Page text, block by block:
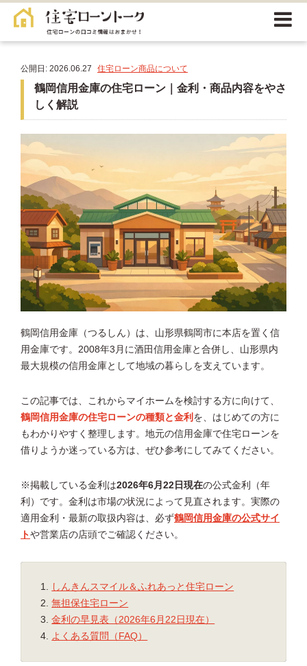
公開日: 2026.06.27 住宅ローン商品について
鶴岡信用金庫の住宅ローン｜金利・商品内容をやさ
しく解説
鶴岡信用金庫（つるしん）は、山形県鶴岡市に本店を置く信
用金庫です。2008年3月に酒田信用金庫と合併し、山形県内
最大規模の信用金庫として地域の暮らしを支えています。
この記事では、これからマイホームを検討する方に向けて、
鶴岡信用金庫の住宅ローンの種類と金利 を、はじめての方に
もわかりやすく整理します。地元の信用金庫で住宅ローンを
借りようか迷っている方は、ぜひ参考にしてみてください。
※掲載している金利は2026年6月22日現在の公式金利（年
利）です。金利は市場の状況によって見直されます。実際の
適用金利・最新の取扱内容は、必ず鶴岡信用金庫の公式サイ
トや営業店の店頭でご確認ください。
しんきんスマイル＆ふれあっと住宅ローン
無担保住宅ローン
金利の早見表（2026年6月22日現在）
よくある質問（FAQ）